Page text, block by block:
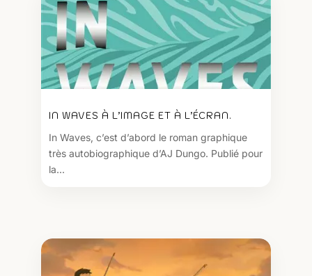
IN WAVES À L’IMAGE ET À L’ÉCRAN.
In Waves, c’est d’abord le roman graphique
très autobiographique d’AJ Dungo. Publié pour
la...